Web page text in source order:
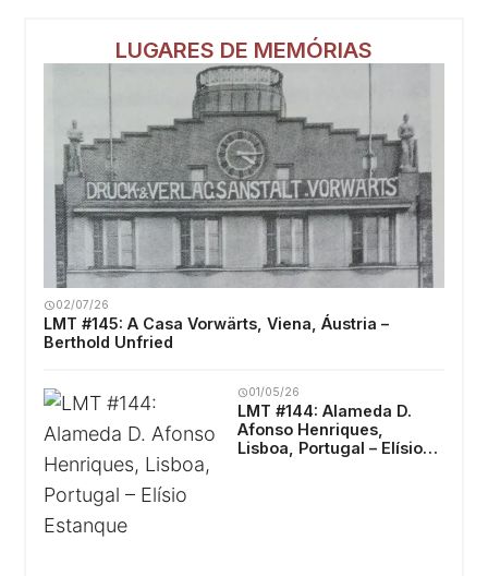
LUGARES DE MEMÓRIAS
02/07/26
LMT #145: A Casa Vorwärts, Viena, Áustria –
Berthold Unfried
01/05/26
LMT #144: Alameda D.
Afonso Henriques,
Lisboa, Portugal – Elísio